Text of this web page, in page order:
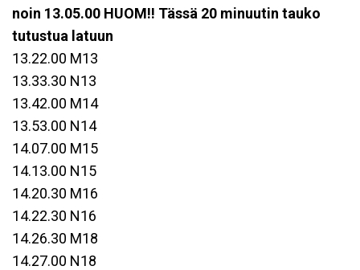
noin 13.05.00 HUOM!! Tässä 20 minuutin tauko
tutustua latuun
13.22.00 M13
13.33.30 N13
13.42.00 M14
13.53.00 N14
14.07.00 M15
14.13.00 N15
14.20.30 M16
14.22.30 N16
14.26.30 M18
14.27.00 N18